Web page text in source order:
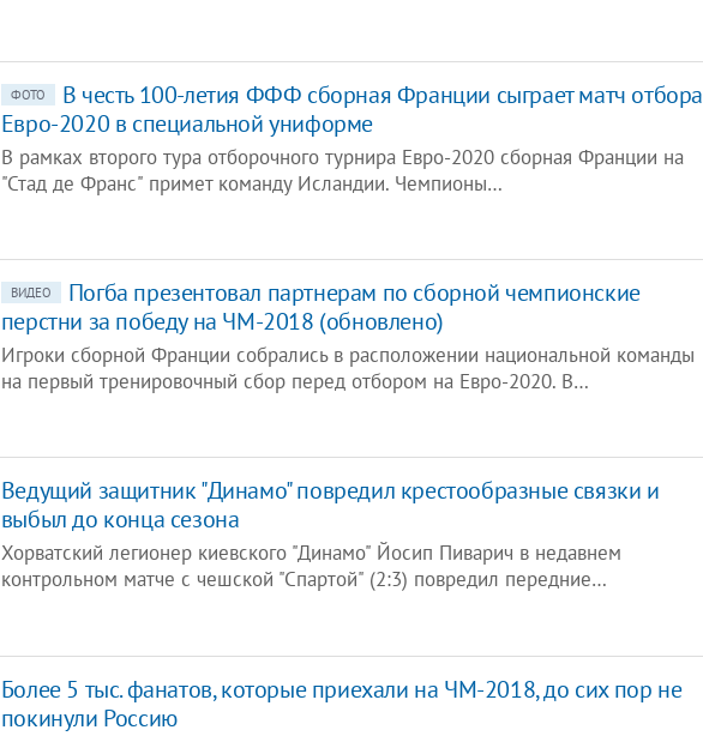
ФОТО
В честь 100-летия ФФФ сборная Франции сыграет матч отбора
Евро-2020 в специальной униформе
В рамках второго тура отборочного турнира Евро-2020 сборная Франции на
"Стад де Франс" примет команду Исландии. Чемпионы…
ВИДЕО
Погба презентовал партнерам по сборной чемпионские
перстни за победу на ЧМ-2018 (обновлено)
Игроки сборной Франции собрались в расположении национальной команды
на первый тренировочный сбор перед отбором на Евро-2020. В…
Ведущий защитник "Динамо" повредил крестообразные связки и
выбыл до конца сезона
Хорватский легионер киевского "Динамо" Йосип Пиварич в недавнем
контрольном матче с чешской "Спартой" (2:3) повредил передние…
Более 5 тыс. фанатов, которые приехали на ЧМ-2018, до сих пор не
покинули Россию